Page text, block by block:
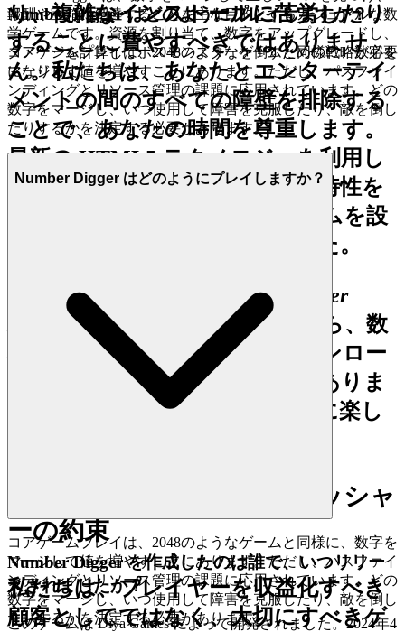
り、複雑なインストールに苦労したり
することに費やすべきではありませ
ん。私たちは、あなたとエンターテイ
メントの間のすべての障壁を排除する
ことで、あなたの時間を尊重します。
最新の HTML5 テクノロジーを利用し
て、純粋で、混じりけのない即時性を
実現するようにプラットフォームを設
計し、待ち時間を不要にしました。
これが私たちの約束です。 Number
をプレイしたいと思ったら、数
秒でゲームが始まります。ダウンロー
ド、インストール、登録の壁はありま
せん。摩擦はなく、純粋で即座に楽し
2. 正直な楽しさ：ゼロプレッシャ
ーの約束
私たちは、プレイヤーを収益化すべき
顧客としてではなく、大切にすべきゲ
報酬や宝箱に到達することを主な目的とするカジュアルな数
学ゲームです。資源を割り当て、数字をアップグレードし、
ダメージを計算してボスモンスターを倒すための戦略が必要
になります。
Number Digger はどのようにプレイしますか？
コアゲームプレイは、2048のようなゲームと同様に、数字を
マージして値を増やすことにあります。ただし、パスファイ
ンディングとリソース管理の課題に応用されています。どの
数字をマージし、いつ使用して障害を克服したり、敵を倒し
たりするかを決定する必要があります。
Number Digger はどのようにプレイしますか？
コアゲームプレイは、2048のようなゲームと同様に、数字を
マージして値を増やすことにあります。ただし、パスファイ
ンディングとリソース管理の課題に応用されています。どの
数字をマージし、いつ使用して障害を克服したり、敵を倒し
たりするかを決定する必要があります。
Number Digger を作成したのは誰で、いつリリー
スされましたか？
このゲームは Diya Games によって開発されました。2024年4